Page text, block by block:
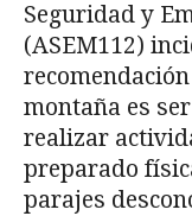
Seguridad y
(ASEM112)
montaña es
realizar
preparado
parajes